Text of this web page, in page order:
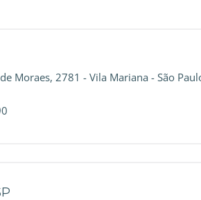
Moraes, 2781 - Vila Mariana - São